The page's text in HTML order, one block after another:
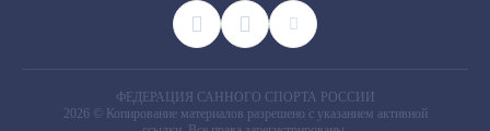
ФЕДЕРАЦИЯ САННОГО СПОРТА РОССИИ
2026 © Копирование материалов разрешено с указанием активной